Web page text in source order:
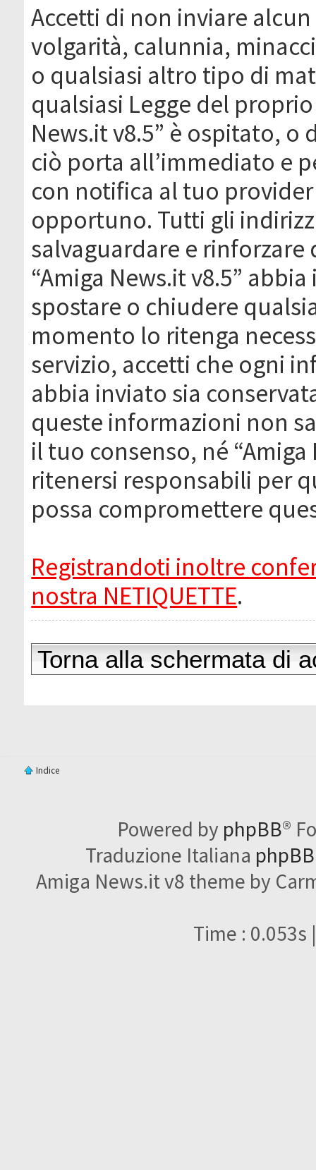
Accetti di non inviare
volgarità, calunnia,
o qualsiasi altro tipo di
qualsiasi Legge del
News.it v8.5” è ospitato, o
ciò porta all’immediato e
con notifica al tuo
opportuno. Tutti gli
salvaguardare e
“Amiga News.it v8.5”
spostare o chiudere
momento lo ritenga
servizio, accetti che ogni
abbia inviato sia
queste informazioni non
il tuo consenso, né
ritenersi responsabili per
possa compromettere
Registrandoti inoltre
nostra NETIQUETTE.
Torna alla schermata di
Indice
Powered by phpBB®
Traduzione Italiana
Amiga News.it v8 theme by
Time : 0.053s